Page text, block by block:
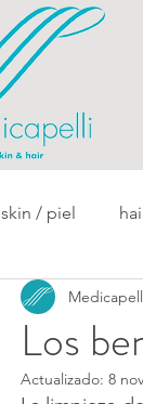
skin / piel
Los
Actualizado: 8